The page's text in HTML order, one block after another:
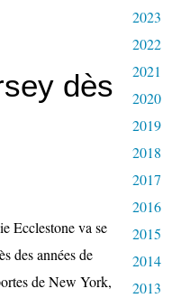
dès
Ecclestone va se
des années de
de New York,
2023
2022
2021
2020
2019
2018
2017
2016
2015
2014
2013